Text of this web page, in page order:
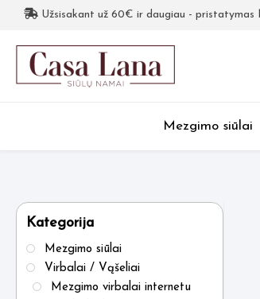
Užsisakant už 60€ ir daugiau - pristatymas
Mezgimo siūlai
Kategorija
Mezgimo siūlai
Virbalai / Vąšeliai
Mezgimo virbalai internetu